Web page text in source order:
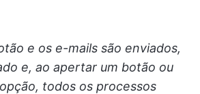
e os e-mails são enviados,
e, ao apertar um botão ou
todos os processos